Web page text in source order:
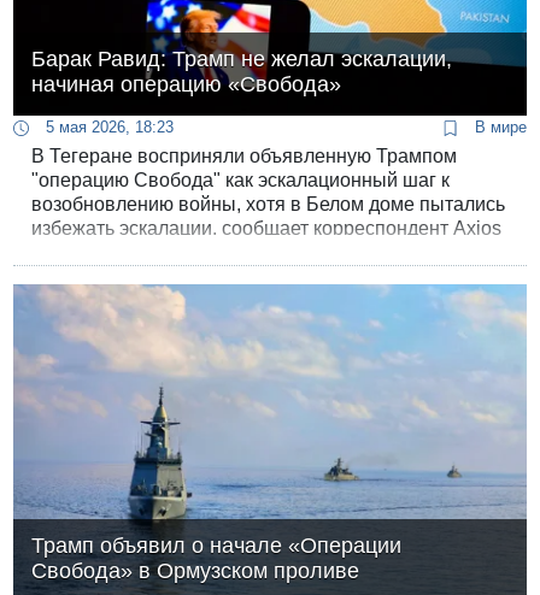
Барак Равид: Трамп не желал эскалации,
начиная операцию «Свобода»
5 мая 2026, 18:23 В мире
В Тегеране восприняли объявленную Трампом
"операцию Свобода" как эскалационный шаг к
возобновлению войны, хотя в Белом доме пытались
избежать эскалации, сообщает корреспондент Axios
Трамп объявил о начале «Операции
Свобода» в Ормузском проливе